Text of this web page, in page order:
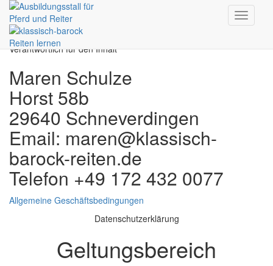
toggle
Impressum
Verantwortlich für den Inhalt
Maren Schulze
Horst 58b
29640 Schneverdingen
Email: maren@klassisch-
barock-reiten.de
Telefon +49 172 432 0077
Allgemeine Geschäftsbedingungen
Datenschutzerklärung
Geltungsbereich